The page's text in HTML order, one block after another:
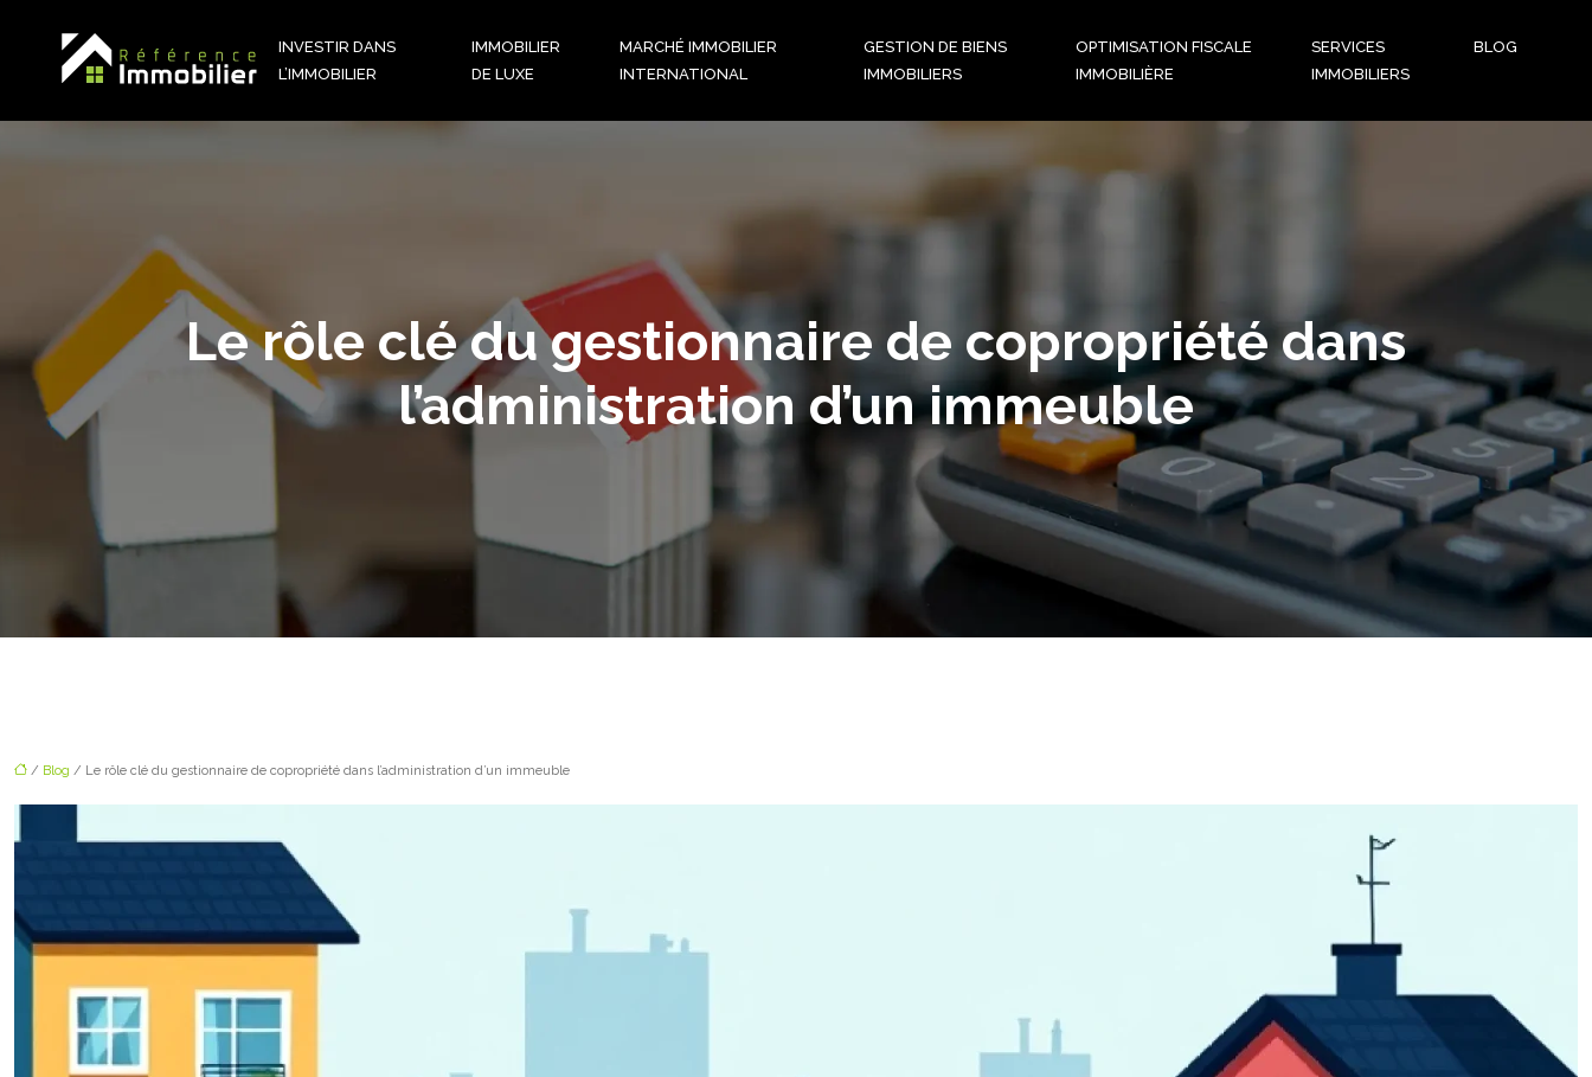
INVESTIR DANS
L’IMMOBILIER
IMMOBILIER
DE LUXE
MARCHÉ IMMOBILIER
INTERNATIONAL
GESTION DE BIENS
IMMOBILIERS
OPTIMISATION FISCALE
IMMOBILIÈRE
SERVICES
IMMOBILIERS
BLOG
Le rôle clé du gestionnaire de copropriété dans
l’administration d’un immeuble
/ Blog / Le rôle clé du gestionnaire de copropriété dans l’administration d’un immeuble